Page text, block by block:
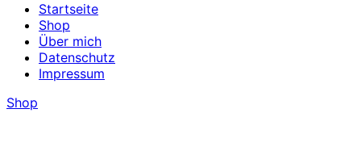
Startseite
Shop
Über mich
Datenschutz
Impressum
Shop